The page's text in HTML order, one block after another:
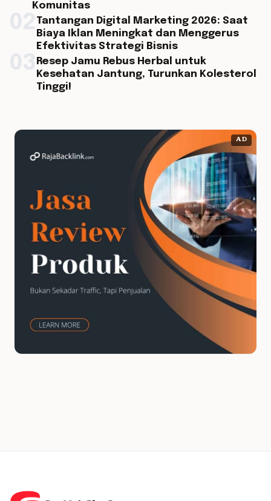
Komunitas
Tantangan Digital Marketing 2026: Saat
Biaya Iklan Meningkat dan Menggerus
Efektivitas Strategi Bisnis
Resep Jamu Rebus Herbal untuk
Kesehatan Jantung, Turunkan Kolesterol
Tinggi!
AD